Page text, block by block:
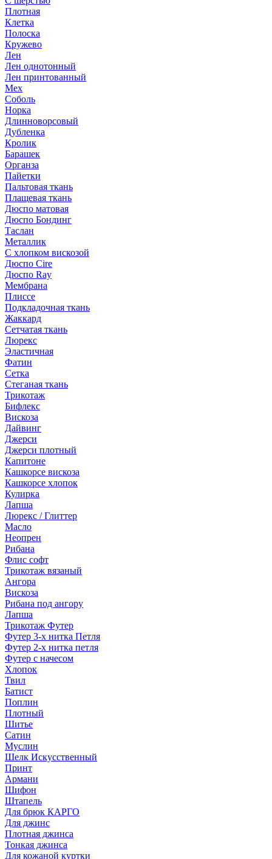
Плотная
Клетка
Полоска
Кружево
Лен
Лен однотонный
Лен принтованный
Мех
Соболь
Норка
Длинноворсовый
Дубленка
Кролик
Барашек
Органза
Пайетки
Пальтовая ткань
Плащевая ткань
Дюспо матовая
Дюспо Бондинг
Таслан
Металлик
С хлопком вискозой
Дюспо Cire
Дюспо Ray
Мембрана
Плиссе
Подкладочная ткань
Жаккард
Сетчатая ткань
Люрекс
Эластичная
Фатин
Сетка
Стеганая ткань
Трикотаж
Бифлекс
Вискоза
Дайвинг
Джерси
Джерси плотный
Капитоне
Кашкорсе вискоза
Кашкорсе хлопок
Кулирка
Лапша
Люрекс / Глиттер
Масло
Неопрен
Рибана
Флис софт
Трикотаж вязаный
Ангора
Вискоза
Рибана под ангору
Лапша
Трикотаж Футер
Футер 3-х нитка Петля
Футер 2-х нитка петля
Футер с начесом
Хлопок
Твил
Батист
Поплин
Плотный
Шитье
Сатин
Муслин
Шелк Искусственный
Принт
Армани
Шифон
Штапель
Для брюк КАРГО
Для джинс
Плотная джинса
Тонкая джинса
Для кожаной куртки